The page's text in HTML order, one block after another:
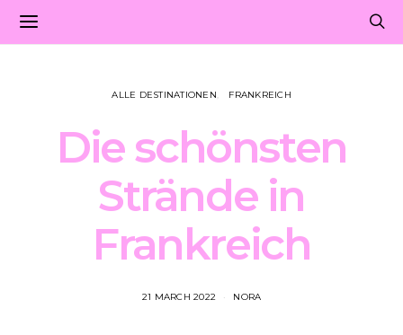
ALLE DESTINATIONEN FRANKREICH
Die schönsten
Strände in
Frankreich
21 MARCH 2022 NORA